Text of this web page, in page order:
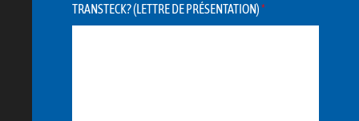
TRANSTECK? (LETTRE DE PRÉSENTATION)*